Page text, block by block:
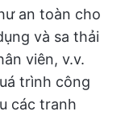
an toàn cho
và sa thải
viên, v.v.
trình công
các tranh